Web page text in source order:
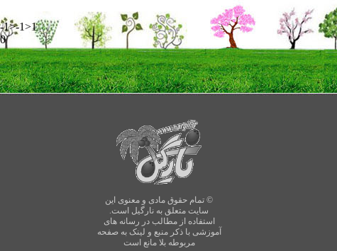
-1>-1>1
0
© تمام حقوق مادی و معنوی این
سایت متعلق به نارگیل است.
استفاده از مطالب در رسانه های
آموزشی با ذکر منبع و لینک به صفحه
مربوطه بلا مانع است